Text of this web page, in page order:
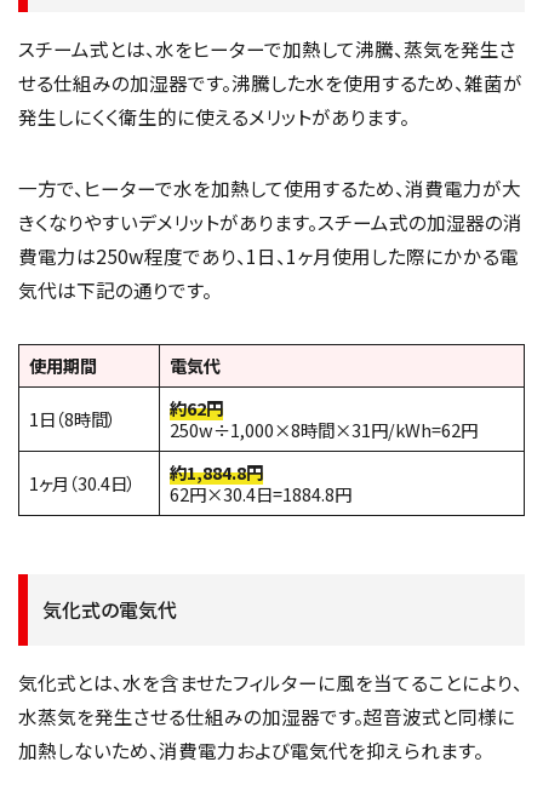
スチーム式とは、水をヒーターで加熱して沸騰、蒸気を発生さ
せる仕組みの加湿器です。沸騰した水を使用するため、雑菌が
発生しにくく衛生的に使えるメリットがあります。
一方で、ヒーターで水を加熱して使用するため、消費電力が大
きくなりやすいデメリットがあります。スチーム式の加湿器の消
費電力は250w程度であり、1日、1ヶ月使用した際にかかる電
気代は下記の通りです。
使用期間 電気代
1日（8時間）
約62円
250w÷1,000×8時間×31円/kWh=62円
1ヶ月（30.4日）
約1,884.8円
62円×30.4日=1884.8円
気化式の電気代
気化式とは、水を含ませたフィルターに風を当てることにより、
水蒸気を発生させる仕組みの加湿器です。超音波式と同様に
加熱しないため、消費電力および電気代を抑えられます。